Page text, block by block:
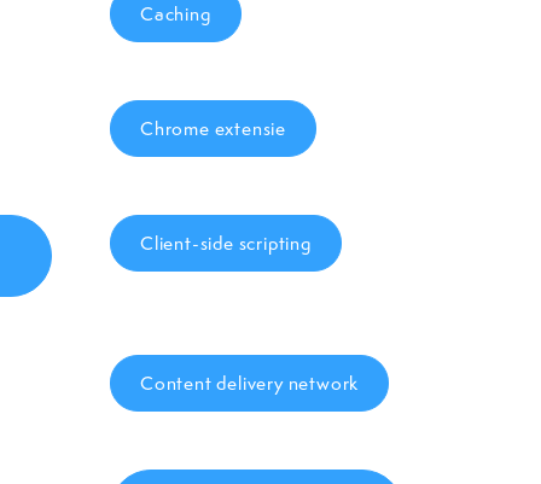
Caching
Chrome extensie
Client-side scripting
Content delivery network